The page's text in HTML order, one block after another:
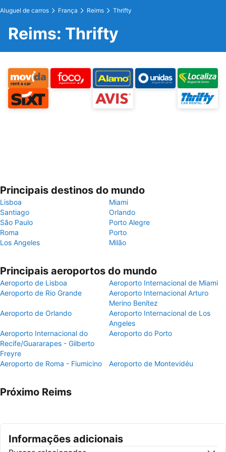
Aluguel de carros França Reims Thrifty
Reims: Thrifty
Principais destinos do mundo
Lisboa
Miami
Santiago
Orlando
São Paulo
Porto Alegre
Roma
Porto
Los Angeles
Milão
Principais aeroportos do mundo
Aeroporto de Lisboa
Aeroporto Internacional de Miami
Aeroporto de Rio Grande
Aeroporto Internacional Arturo
Merino Benítez
Aeroporto de Orlando
Aeroporto Internacional de Los
Angeles
Aeroporto Internacional do
Recife/Guararapes - Gilberto
Freyre
Aeroporto do Porto
Aeroporto de Roma - Fiumicino Aeroporto de Montevidéu
Próximo Reims
Informações adicionais